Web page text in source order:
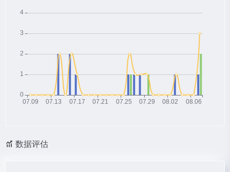
数据评估